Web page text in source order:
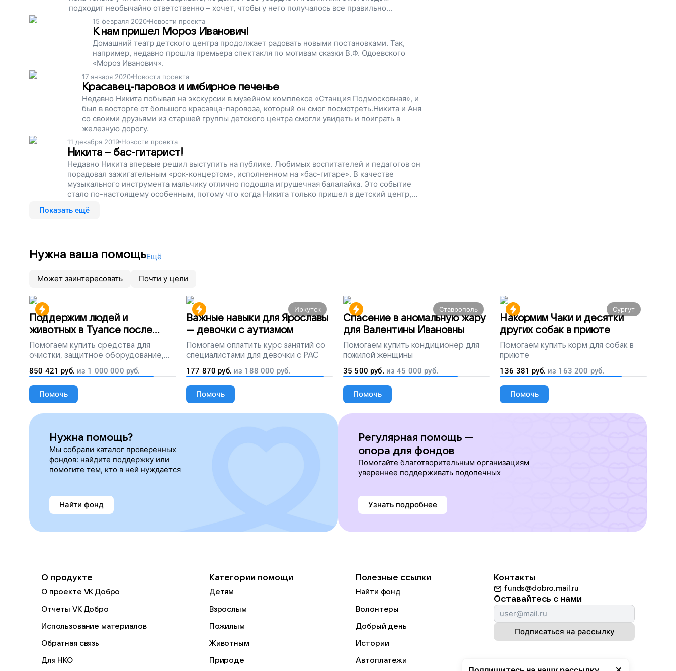
подходит необычайно ответственно – хочет, чтобы у него получалось все правильно...
15 февраля 2020 Новости проекта
К нам пришел Мороз Иванович!
Домашний театр детского центра продолжает радовать новыми постановками. Так,
например, недавно прошла премьера спектакля по мотивам сказки В.Ф. Одоевского
«Мороз Иванович».
17 января 2020 Новости проекта
Красавец-паровоз и имбирное печенье
Недавно Никита побывал на экскурсии в музейном комплексе «Станция Подмосковная», и
был в восторге от большого красавца-паровоза, который он смог посмотреть.Никита и Аня
со своими друзьями из старшей группы детского центра смогли увидеть и поиграть в
железную дорогу.
11 декабря 2019 Новости проекта
Никита – бас-гитарист!
Недавно Никита впервые решил выступить на публике. Любимых воспитателей и педагогов он
порадовал зажигательным «рок-концертом», исполненном на «бас-гитаре». В качестве
музыкального инструмента мальчику отлично подошла игрушечная балалайка. Это событие
стало по-настоящему особенным, потому что когда Никита только пришел в детский центр,
интересовался...
Показать ещё
Нужна ваша помощьЕщё
Может заинтересовать Почти у цели
Поддержим людей и
животных в Туапсе после
разлива мазута
Помогаем купить средства для
очистки, защитное оборудование,
необходимости
850 421 руб. из 1 000 000 руб.
Помочь
Иркутск
Важные навыки для Ярославы
— девочки с аутизмом
Помогаем оплатить курс занятий со
специалистами для девочки с РАС
177 870 руб. из 188 000 руб.
Помочь
Ставрополь
Спасение в аномальную жару
для Валентины Ивановны
Помогаем купить кондиционер для
пожилой женщины
35 500 руб. из45 000 руб.
Помочь
Сургут
Накормим Чаки и десятки
других собак в приюте
Помогаем купить корм для собак в
приюте
136 381 руб. из 163 200 руб.
Помочь
Нужна помощь?
Мы собрали каталог проверенных
фондов: найдите поддержку или
помогите тем, кто в ней нуждается
Найти фонд
Регулярная помощь —
опора для фондов
Помогайте благотворительным организациям
увереннее поддерживать подопечных
Узнать подробнее
О продукте
О проекте VK Добро
Отчеты VK Добро
Использование материалов
Обратная связь
Для НКО
Категории помощи
Детям
Взрослым
Пожилым
Животным
Природе
Полезные ссылки
Найти фонд
Волонтеры
Добрый день
Истории
Автоплатежи
Контакты
funds@dobro.mail.ru
Оставайтесь с нами
Подписаться на рассылку